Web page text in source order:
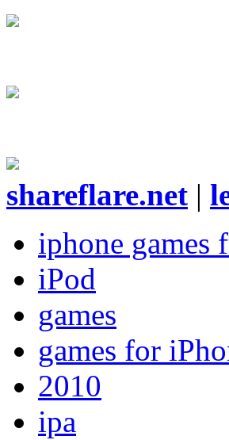
shareflare.net |
iphone games
iPod
games
games for
2010
ipa